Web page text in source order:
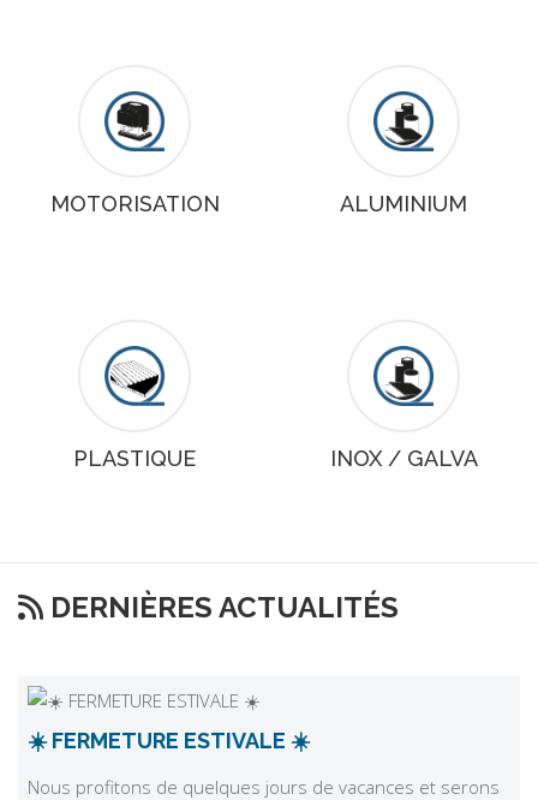
MOTORISATION ALUMINIUM
PLASTIQUE INOX / GALVA
DERNIÈRES ACTUALITÉS
☀️ FERMETURE ESTIVALE ☀️
Nous profitons de quelques jours de vacances et serons